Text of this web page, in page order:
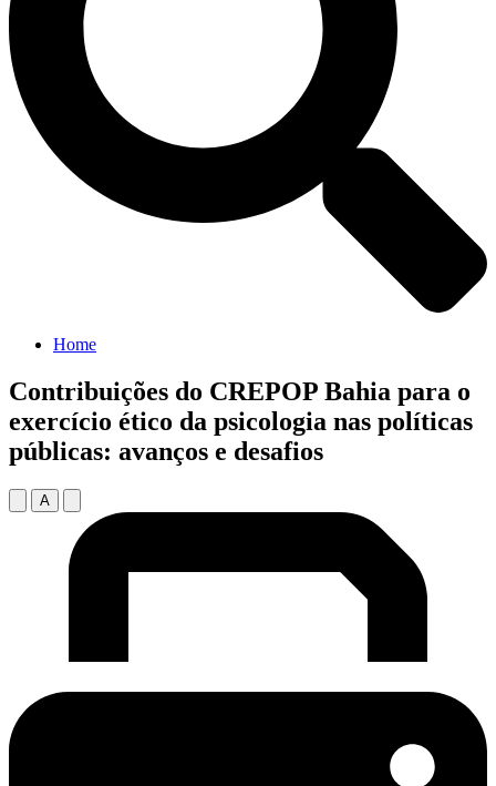
Home
Contribuições do CREPOP Bahia para o
exercício ético da psicologia nas políticas
públicas: avanços e desafios
A